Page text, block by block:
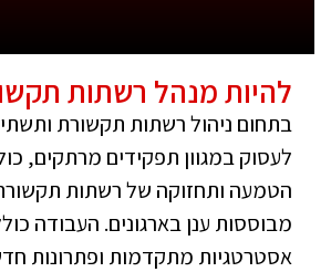
להיות מנהל רשתות
בתחום ניהול רשתות תקשורת
לעסוק במגוון תפקידים מרתקים,
הטמעה ותחזוקה של רשתות
מבוססות ענן בארגונים. העבודה
אסטרטגיות מתקדמות ופתרונות